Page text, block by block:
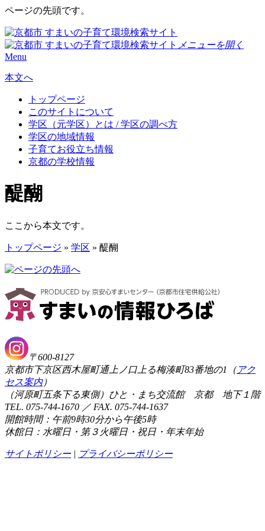
ページの先頭です。
メニューを開く
Menu
本文へ
トップページ
このサイトについて
学区（元学区）とは / 学区の調べ方
学区の地域情報
子育てお役立ち情報
京都の学校情報
醍醐
ここから本文です。
トップページ » 学区 » 醍醐
〒600-8127
京都市下京区西木屋町通上ノ口上る梅湊町83番地の1（ アク
セス案内）
（河原町五条下る東側）ひと・まち交流館 京都 地下１階
TEL. 075-744-1670 ／ FAX. 075-744-1637
開館時間：午前9時30分から午後5時
休館日：水曜日・第３火曜日・祝日・年末年始
サイトポリシー| プライバシーポリシー